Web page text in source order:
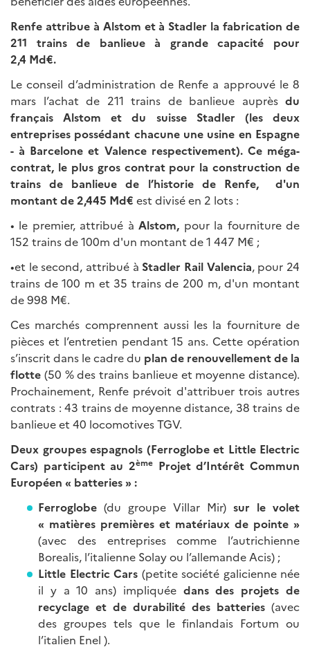
Renfe attribue à Alstom et à Stadler la fabrication de
211 trains de banlieue à grande capacité pour
2,4 Md€.
Le conseil d’administration de Renfe a approuvé le 8
mars l’achat de 211 trains de banlieue auprès du
français Alstom et du suisse Stadler (les deux
entreprises possédant chacune une usine en Espagne
- à Barcelone et Valence respectivement). Ce méga-
contrat, le plus gros contrat pour la construction de
trains de banlieue de l’historie de Renfe, d'un
montant de 2,445 Md€ est divisé en 2 lots :
• le premier, attribué àAlstom, pour la fourniture de
152 trains de 100m d'un montant de 1 447 M€ ;
•et le second, attribué à Stadler Rail Valencia, pour 24
trains de 100 m et 35 trains de 200 m, d'un montant
de 998 M€.
Ces marchés comprennent aussi les la fourniture de
pièces et l’entretien pendant 15 ans. Cette opération
s’inscrit dans le cadre du plan de renouvellement de la
flotte (50 % des trains banlieue et moyenne distance).
Prochainement, Renfe prévoit d'attribuer trois autres
contrats : 43 trains de moyenne distance, 38 trains de
banlieue et 40 locomotives TGV.
Deux groupes espagnols (Ferroglobe et Little Electric
Cars) participent au 2ème Projet d’Intérêt Commun
Européen « batteries»:
Ferroglobe (du groupe Villar Mir) sur le volet
« matières premières et matériaux de pointe »
(avec des entreprises comme l’autrichienne
Borealis, l’italienne Solay ou l’allemande Acis) ;
Little Electric Cars (petite société galicienne née
il y a 10 ans) impliquée dans des projets de
recyclage et de durabilité des batteries (avec
des groupes tels que le finlandais Fortum ou
l’italien Enel ).